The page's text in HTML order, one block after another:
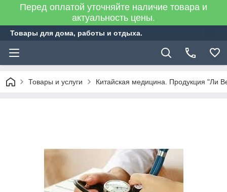
Перед оплатой уточняйте наличие товара и
актуальность цены.
Товары для дома, работы и отдыха.
Товары и услуги Китайская медицина. Продукция "Ли